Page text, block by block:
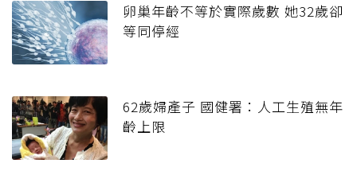
卵巢年齡不等於實際歲數 她32歲卻
等同停經
62歲婦產子 國健署：人工生殖無年
齡上限